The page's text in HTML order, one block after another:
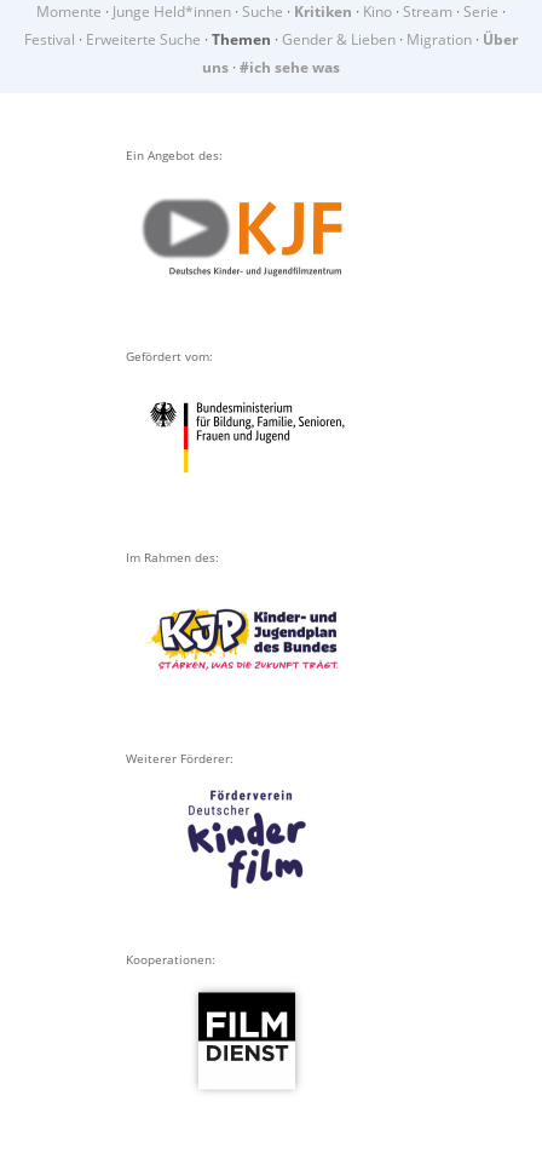
Momente · Junge Held*innen · Suche · Kritiken · Kino · Stream · Serie ·
Festival · Erweiterte Suche · Themen · Gender & Lieben · Migration · Über
uns · #ich sehe was
Ein Angebot des:
Gefördert vom:
Im Rahmen des:
Weiterer Förderer:
Kooperationen: